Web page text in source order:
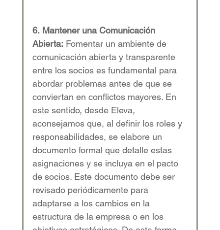
6. Mantener una Comunicación
Abierta: Fomentar un ambiente de
comunicación abierta y transparente
entre los socios es fundamental para
abordar problemas antes de que se
conviertan en conflictos mayores. En
este sentido, desde Eleva,
aconsejamos que, al definir los roles y
responsabilidades, se elabore un
documento formal que detalle estas
asignaciones y se incluya en el pacto
de socios. Este documento debe ser
revisado periódicamente para
adaptarse a los cambios en la
estructura de la empresa o en los